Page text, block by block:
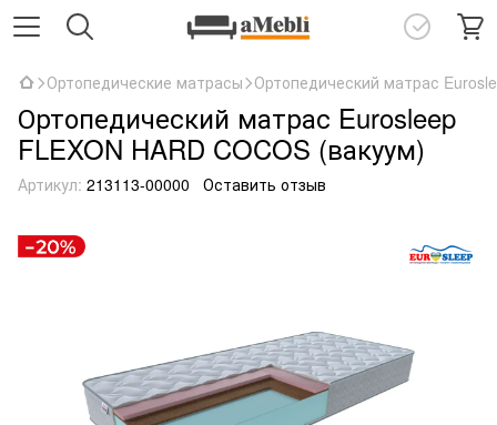
Ортопедические матрасы Ортопедический матрас
Ортопедический матрас Eurosleep
FLEXON HARD COCOS (вакуум)
Артикул: 213113-00000 Оставить отзыв